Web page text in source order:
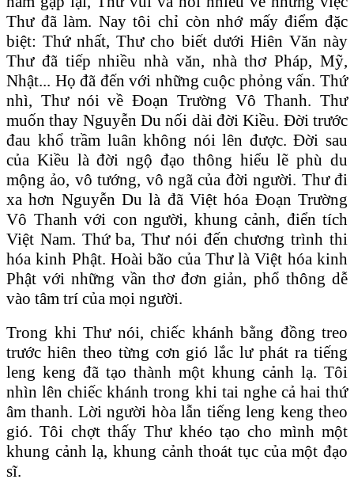
Thư đã làm. Nay tôi chỉ còn nhớ mấy điểm đặc
biệt: Thứ nhất, Thư cho biết dưới Hiên Văn này
Thư đã tiếp nhiều nhà văn, nhà thơ Pháp, Mỹ,
Nhật... Họ đã đến với những cuộc phỏng vấn. Thứ
nhì, Thư nói về Đoạn Trường Vô Thanh. Thư
muốn thay Nguyễn Du nối dài đời Kiều. Đời trước
đau khổ trầm luân không nói lên được. Đời sau
của Kiều là đời ngộ đạo thông hiểu lẽ phù du
mộng ảo, vô tướng, vô ngã của đời người. Thư đi
xa hơn Nguyễn Du là đã Việt hóa Đoạn Trường
Vô Thanh với con người, khung cảnh, điển tích
Việt Nam. Thứ ba, Thư nói đến chương trình thi
hóa kinh Phật. Hoài bão của Thư là Việt hóa kinh
Phật với những vần thơ đơn giản, phổ thông dễ
vào tâm trí của mọi người.
Trong khi Thư nói, chiếc khánh bằng đồng treo
trước hiên theo từng cơn gió lắc lư phát ra tiếng
leng keng đã tạo thành một khung cảnh lạ. Tôi
nhìn lên chiếc khánh trong khi tai nghe cả hai thứ
âm thanh. Lời người hòa lẫn tiếng leng keng theo
gió. Tôi chợt thấy Thư khéo tạo cho mình một
khung cảnh lạ, khung cảnh thoát tục của một đạo
sĩ.